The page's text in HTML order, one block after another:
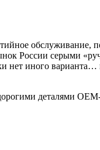
обслуживание,
России серыми
нет иного варианта…
деталями